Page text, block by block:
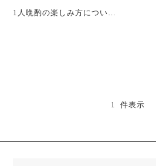
しもう！簡単おつまみも
1人晩酌の楽しみ方について
1 件表示